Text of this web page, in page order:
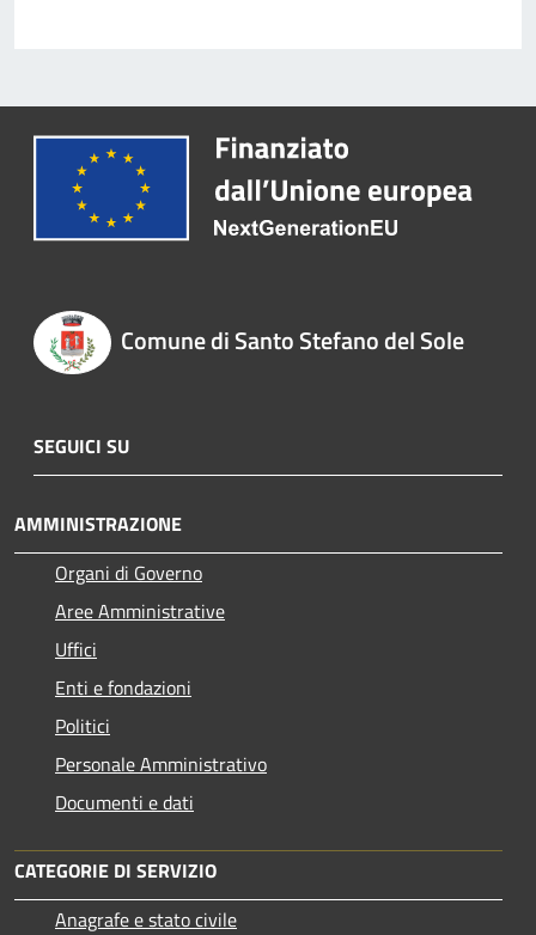
Comune di Santo Stefano del Sole
SEGUICI SU
AMMINISTRAZIONE
Organi di Governo
Aree Amministrative
Uffici
Enti e fondazioni
Politici
Personale Amministrativo
Documenti e dati
CATEGORIE DI SERVIZIO
Anagrafe e stato civile